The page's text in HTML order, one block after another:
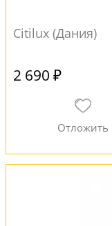
Citilux (Дания)
2 690 ₽